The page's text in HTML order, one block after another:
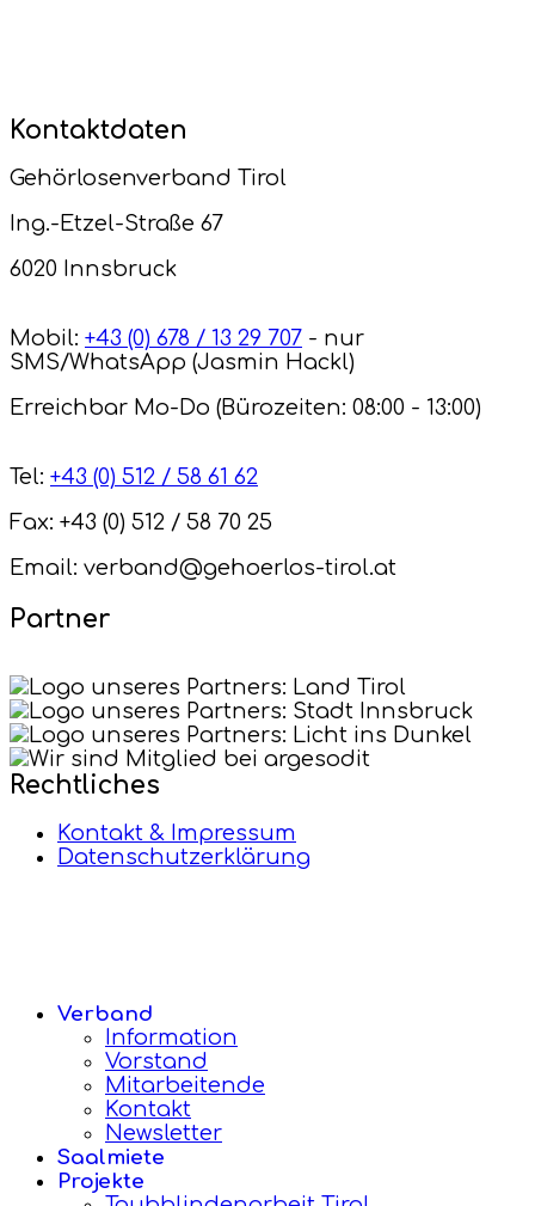
Kontaktdaten
Gehörlosenverband Tirol
Ing.-Etzel-Straße 67
6020 Innsbruck
Mobil: +43 (0) 678 / 13 29 707 - nur
SMS/WhatsApp (Jasmin Hackl)
Erreichbar Mo-Do (Bürozeiten: 08:00 - 13:00)
Tel: +43 (0) 512 / 58 61 62
Fax: +43 (0) 512 / 58 70 25
Email: verband@gehoerlos-tirol.at
Partner
Rechtliches
Kontakt & Impressum
Datenschutzerklärung
Verband
Information
Vorstand
Mitarbeitende
Kontakt
Newsletter
Saalmiete
Projekte